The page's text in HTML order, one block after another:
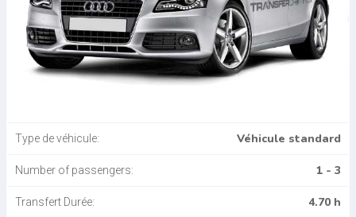
Type de véhicule: Véhicule standard
Number of passengers: 1 - 3
Transfert Durée: 4.70 h